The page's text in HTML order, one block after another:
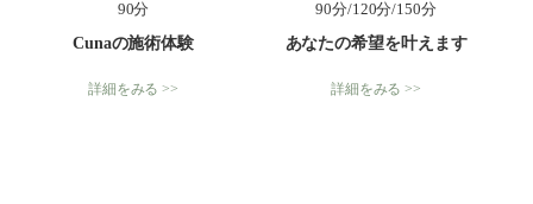
90分
Cunaの施術体験
詳細をみる >>
90分/120分/150分
あなたの希望を叶えます
詳細をみる >>